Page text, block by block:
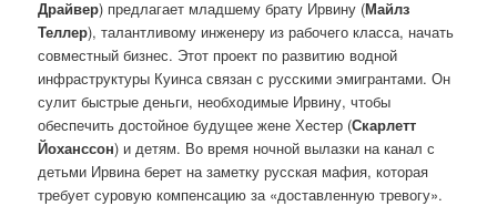
Драйвер) предлагает младшему брату Ирвину (Майлз
Теллер), талантливому инженеру из рабочего класса, начать
совместный бизнес. Этот проект по развитию водной
инфраструктуры Куинса связан с русскими эмигрантами. Он
сулит быстрые деньги, необходимые Ирвину, чтобы
обеспечить достойное будущее жене Хестер (Скарлетт
Йоханссон) и детям. Во время ночной вылазки на канал с
детьми Ирвина берет на заметку русская мафия, которая
требует суровую компенсацию за «доставленную тревогу».